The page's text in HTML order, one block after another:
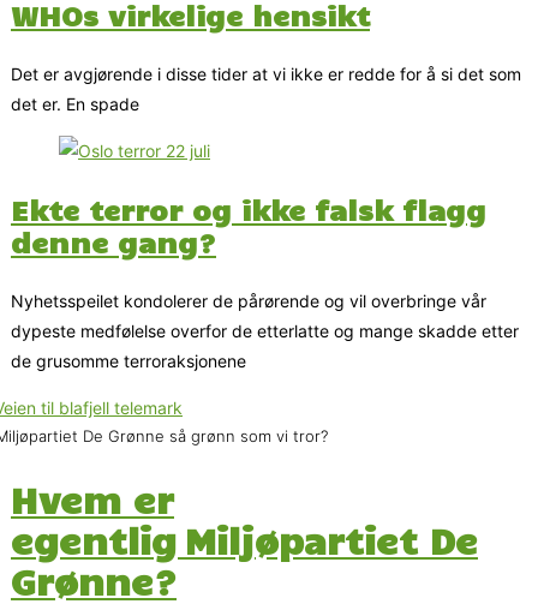
WHOs virkelige hensikt
Det er avgjørende i disse tider at vi ikke er redde for å si det som
det er. En spade
Ekte terror og ikke falsk flagg
denne gang?
Nyhetsspeilet kondolerer de pårørende og vil overbringe vår
dypeste medfølelse overfor de etterlatte og mange skadde etter
de grusomme terroraksjonene
De Grønne så grønn som vi tror?
Hvem er
egentlig Miljøpartiet De
Grønne?